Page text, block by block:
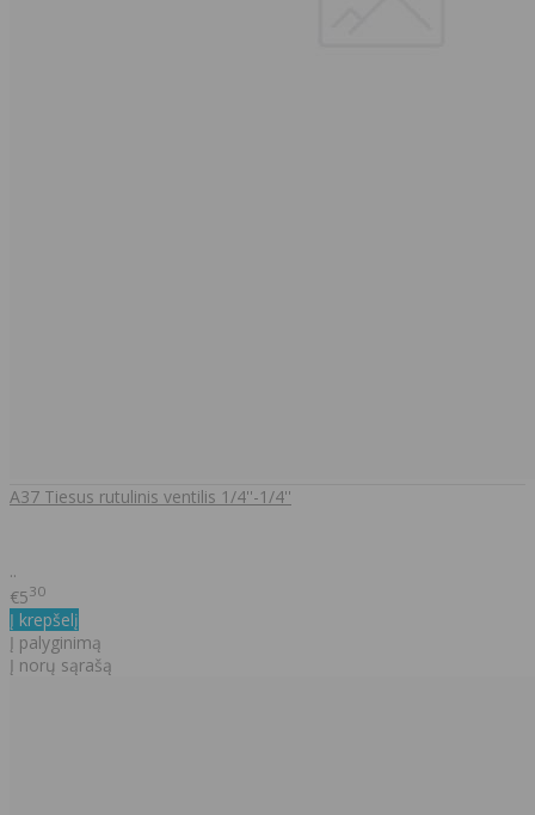
A37 Tiesus rutulinis ventilis 1/4''-1/4''
..
€530
Į krepšelį
Į palyginimą
Į norų sąrašą